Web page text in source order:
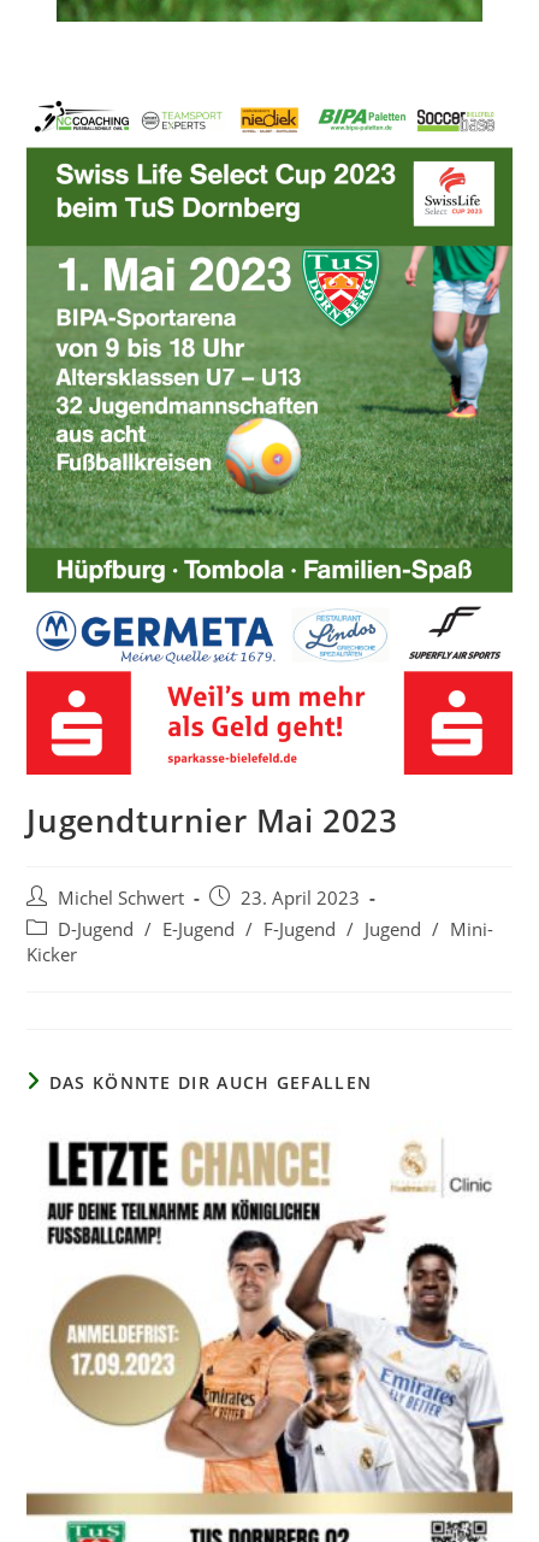
Jugendturnier Mai 2023
Michel Schwert
23. April 2023
D-Jugend
/ E-Jugend / F-Jugend / Jugend / Mini-
Kicker
DAS KÖNNTE DIR AUCH GEFALLEN